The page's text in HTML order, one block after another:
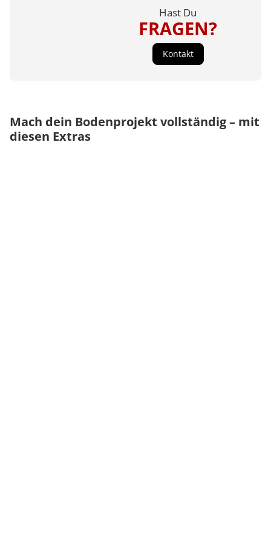
Mach dein Bodenprojekt vollständig – mit
diesen Extras
Hast Du
FRAGEN?
Kontakt